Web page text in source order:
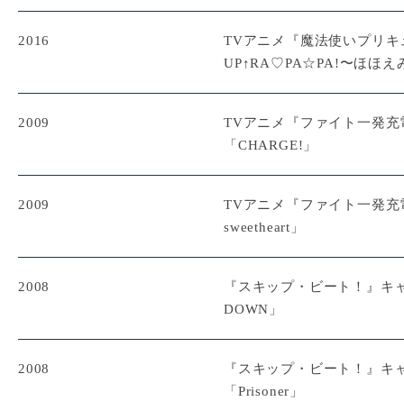
2016
TVアニメ『魔法使いプリキ
UP↑RA♡PA☆PA!〜ほほえ
2009
TVアニメ『ファイト一発充
「CHARGE!」
2009
TVアニメ『ファイト一発
sweetheart」
2008
『スキップ・ビート！』
DOWN」
2008
『スキップ・ビート！』キ
「Prisoner」